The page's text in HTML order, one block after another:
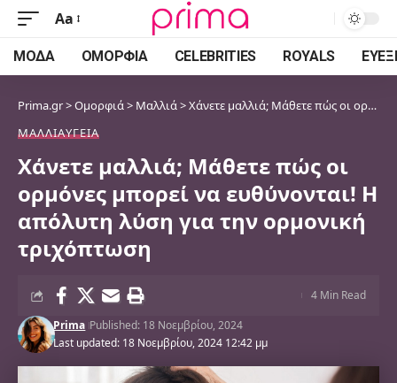
Font
Resizer
Aa
ΜΌΔΑ ΟΜΟΡΦΙΆ CELEBRITIES ROYALS
Prima.gr>Ομορφιά> Μαλλιά>Χάνετε μαλλιά; Μάθετε πώς οι ορμόνες μπορεί να ευθύνονται! Η απόλυτη λύση για την ορμονική τριχόπτωση
ΜΑΛΛΙΆΥΓΕΊΑ
Χάνετε μαλλιά; Μάθετε πώς οι
ορμόνες μπορεί να ευθύνονται! Η
απόλυτη λύση για την ορμονική
τριχόπτωση
Last updated: 18 Νοεμβρίου, 2024 12:42 μμ
Prima Published: 18 Νοεμβρίου, 2024
4 Min Read